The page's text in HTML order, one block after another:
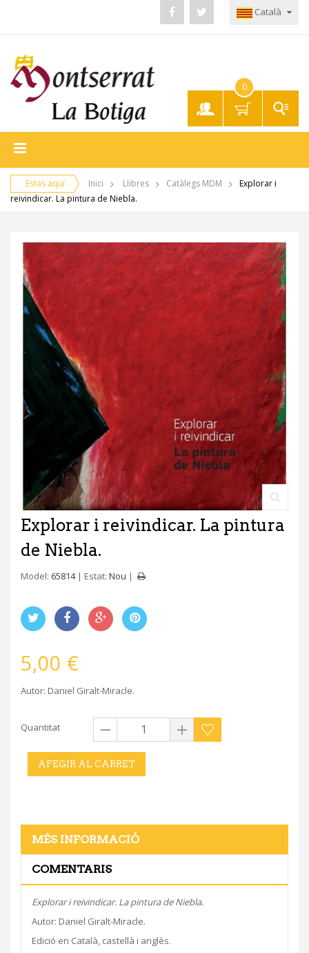
compte
Català
0
Estàs aquí Inici Llibres Catàlegs MDM
Explorar i
reivindicar. La pintura de Niebla.
Explorar i reivindicar. La pintura
de Niebla.
Model: 65814 Estat: Nou
5,00 €
Autor: Daniel Giralt-Miracle.
Quantitat
AFEGIR AL CARRET
MÉS INFORMACIÓ
COMENTARIS
Explorar i reivindicar. La pintura de Niebla.
Autor: Daniel Giralt-Miracle.
Edició en Català, castellà i anglès.